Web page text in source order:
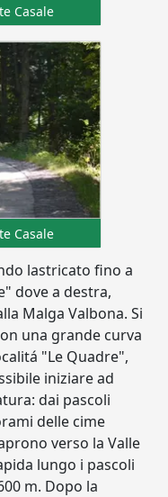
Casale
Casale
lastricato fino a
dove a destra,
Malga Valbona. Si
una grande curva
"Le Quadre",
iniziare ad
dai pascoli
delle cime
verso la Valle
lungo i pascoli
m. Dopo la